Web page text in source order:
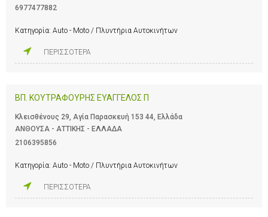
6977477882
Κατηγορία: Auto - Moto / Πλυντήρια Αυτοκινήτων
ΠΕΡΙΣΣΟΤΕΡΑ
ΒΠ. ΚΟΥΤΡΑΦΟΥΡΗΣ ΕΥΑΓΓΕΛΟΣ Π
Κλεισθένους 29, Αγία Παρασκευή 153 44, Ελλάδα
ΑΝΘΟΥΣΑ - ΑΤΤΙΚΗΣ - ΕΛΛΑΔΑ
2106395856
Κατηγορία: Auto - Moto / Πλυντήρια Αυτοκινήτων
ΠΕΡΙΣΣΟΤΕΡΑ